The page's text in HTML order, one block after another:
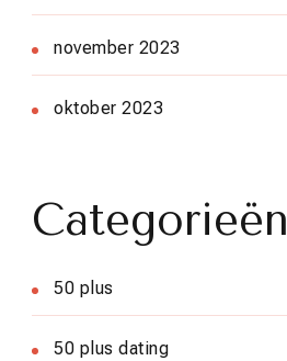
november 2023
oktober 2023
Categorieën
50 plus
50 plus dating